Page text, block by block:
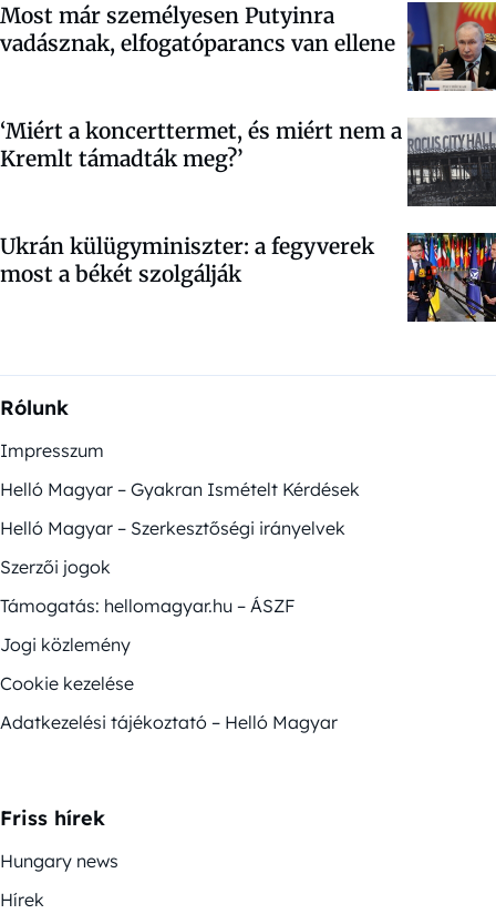
Most már személyesen Putyinra
vadásznak, elfogatóparancs van ellene
‘Miért a koncerttermet, és miért nem a
Kremlt támadták meg?’
Ukrán külügyminiszter: a fegyverek
most a békét szolgálják
Rólunk
Impresszum
Helló Magyar – Gyakran Ismételt Kérdések
Helló Magyar – Szerkesztőségi irányelvek
Szerzői jogok
Támogatás: hellomagyar.hu – ÁSZF
Jogi közlemény
Cookie kezelése
Adatkezelési tájékoztató – Helló Magyar
Friss hírek
Hungary news
Hírek